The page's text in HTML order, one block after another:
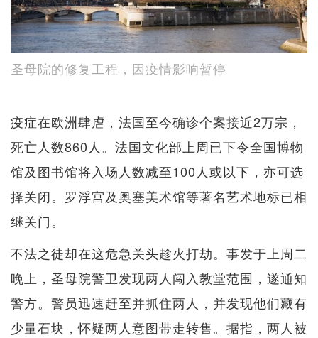
圣母院的修复工程，因疫情影响暂停
疫症在欧洲肆虐，法国至今确诊个案接近2万宗，
死亡人数860人。法国文化部上周已下令全国博物
馆及图书馆将入场人数减至100人或以下，亦可选
择关闭。罗浮宫及奥塞美术馆等著名艺术地标已相
继关门。
不法之徒却在这危急关头趁火打劫。事发于上周二
晚上，圣母院警卫发现两人闯入教堂范围，遂通知
警方。警员迅速赶至并抓住两人，并发现他们藏有
少量石块，怀疑两人意图带走转售。据指，两人被